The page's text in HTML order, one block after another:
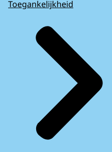
Toegankelijkheid